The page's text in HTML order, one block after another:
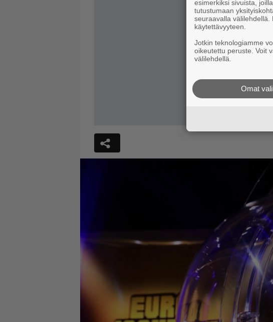
esimerkiksi sivuista,
tutustumaan
seuraavalla välilehdellä.
käytettävyyteen.
Jotkin teknologiamme
oikeutettu peruste. Voit
välilehdellä.
Omat